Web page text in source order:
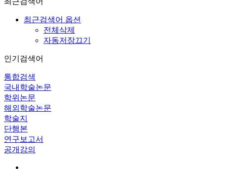
최근검색어 옵션
전체삭제
자동저장끄기
인기검색어
통합검색
국내학술논문
학위논문
해외학술논문
학술지
단행본
연구보고서
공개강의